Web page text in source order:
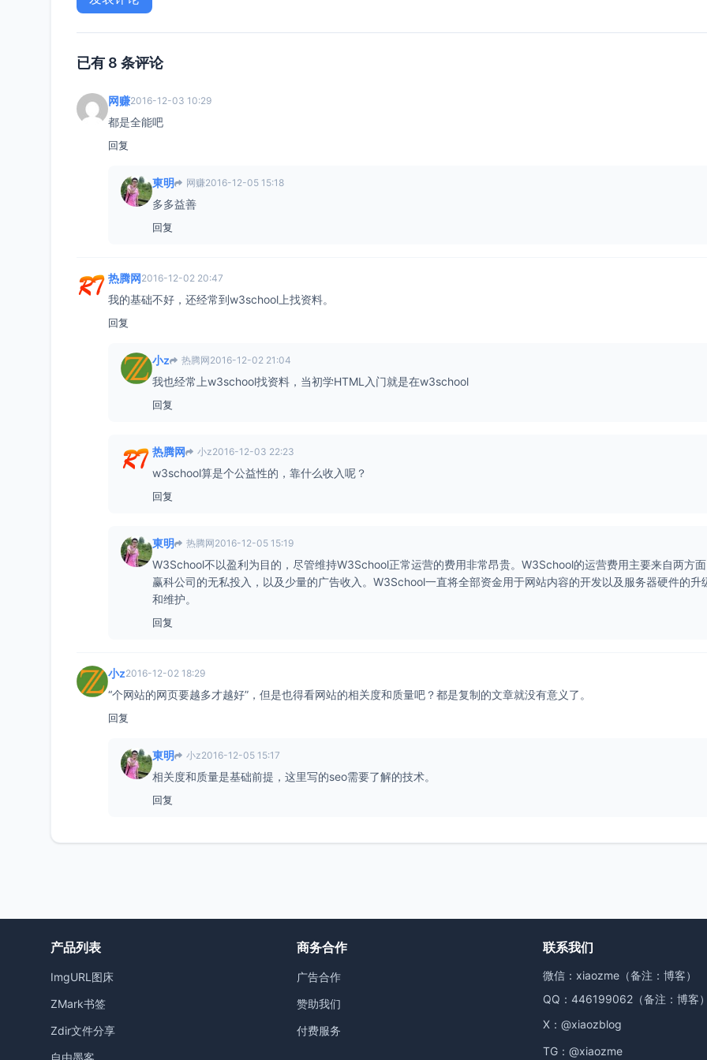
已有 8 条评论
网赚2016-12-03 10:29
都是全能吧
回复
東明 网赚2016-12-05 15:18
多多益善
回复
热腾网2016-12-02 20:47
我的基础不好，还经常到w3school上找资料。
回复
小z 热腾网2016-12-02 21:04
我也经常上w3school找资料，当初学HTML入门就是在w3school
回复
热腾网 小z2016-12-03 22:23
w3school算是个公益性的，靠什么收入呢？
回复
東明 热腾网2016-12-05 15:19
W3School不以盈利为目的，尽管维持W3School正常运营的费用非常昂贵。W3School的运营费用主要来自两方
赢科公司的无私投入，以及少量的广告收入。W3School一直将全部资金用于网站内容的开发以及服务器硬件的升
和维护。
回复
小z2016-12-02 18:29
“个网站的网页要越多才越好”，但是也得看网站的相关度和质量吧？都是复制的文章就没有意义了。
回复
東明 小z2016-12-05 15:17
相关度和质量是基础前提，这里写的seo需要了解的技术。
回复
产品列表
ImgURL图床
ZMark书签
Zdir文件分享
自由墨客
商务合作
广告合作
赞助我们
付费服务
联系我们
微信：xiaozme（备注：博客）
QQ：446199062（备注：博客
X： @xiaozblog
TG： @xiaozme